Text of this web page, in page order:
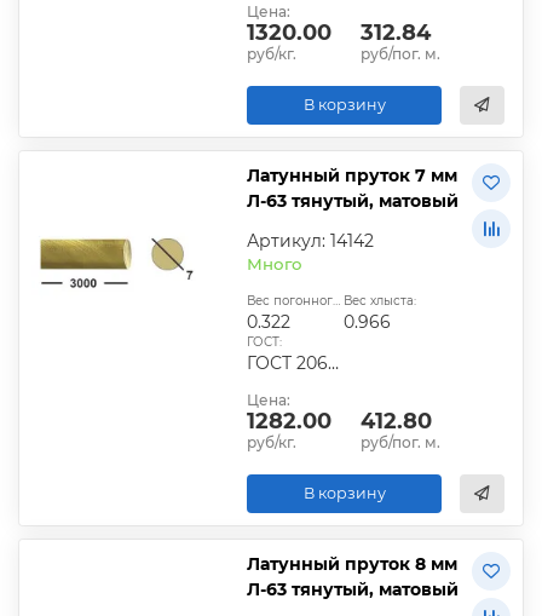
Цена:
1320.00
руб/кг.
312.84
руб/пог. м.
В корзину
Латунный пруток 7 мм
Л-63 тянутый, матовый
Артикул: 14142
Много
Вес погонного метра, кг:
0.322
Вес хлыста:
0.966
ГОСТ:
ГОСТ 2060-2006, ГОСТ Р 52597-2006, ГОСТ 15527-2006
Цена:
1282.00
руб/кг.
412.80
руб/пог. м.
В корзину
Латунный пруток 8 мм
Л-63 тянутый, матовый